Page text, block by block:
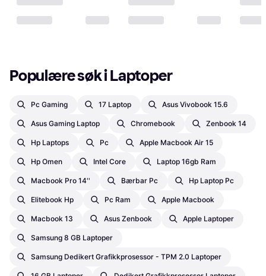
Populære søk i Laptoper
Pc Gaming 17 Laptop Asus Vivobook 15.6
Asus Gaming Laptop Chromebook Zenbook 14
Hp Laptops Pc Apple Macbook Air 15
Hp Omen Intel Core Laptop 16gb Ram
Macbook Pro 14'' Bærbar Pc Hp Laptop Pc
Elitebook Hp Pc Ram Apple Macbook
Macbook 13 Asus Zenbook Apple Laptoper
Samsung 8 GB Laptoper
Samsung Dedikert Grafikkprosessor - TPM 2.0 Laptoper